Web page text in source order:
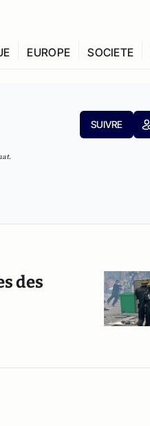
EUROPE SOCIETE
SUIVRE
des